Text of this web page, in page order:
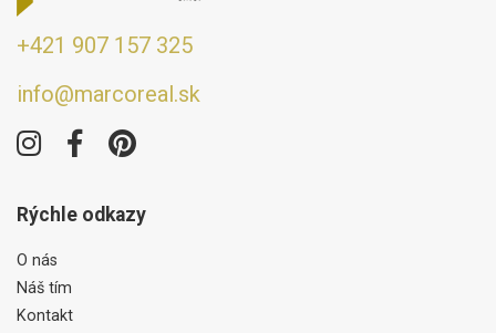
+421 907 157 325
info@marcoreal.sk
Rýchle odkazy
O nás
Náš tím
Kontakt